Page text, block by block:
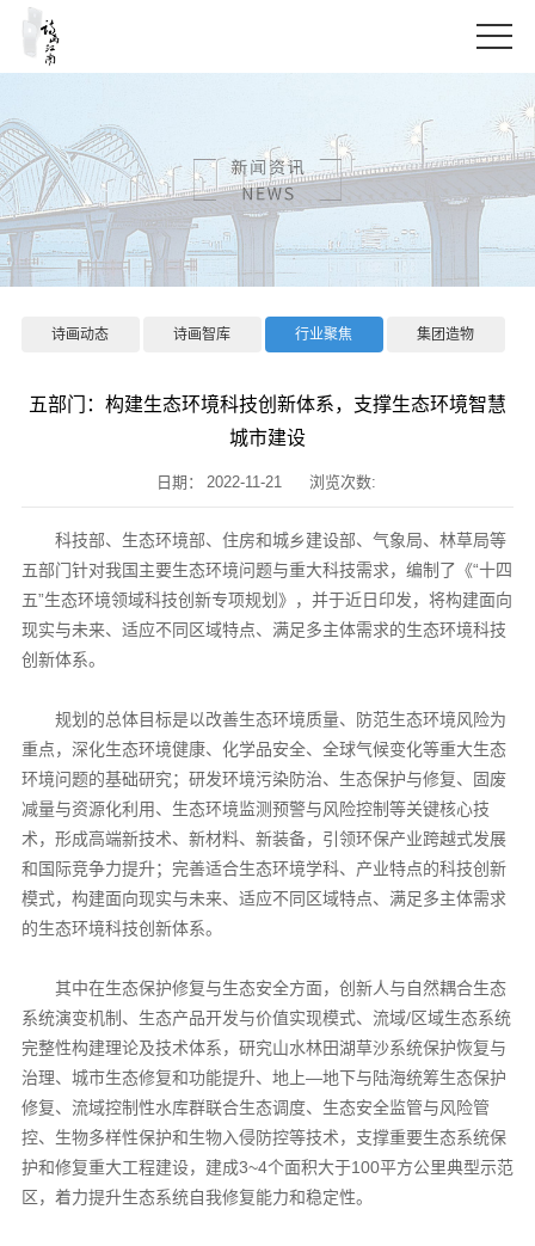
诗画动态 诗画智库 行业聚焦 集团造物
五部门：构建生态环境科技创新体系，支撑生态环境智慧
城市建设
日期： 2022-11-21 浏览次数:
科技部、生态环境部、住房和城乡建设部、气象局、林草局等
五部门针对我国主要生态环境问题与重大科技需求，编制了《“十四
五”生态环境领域科技创新专项规划》，并于近日印发，将构建面向
现实与未来、适应不同区域特点、满足多主体需求的生态环境科技
创新体系。
规划的总体目标是以改善生态环境质量、防范生态环境风险为
重点，深化生态环境健康、化学品安全、全球气候变化等重大生态
环境问题的基础研究；研发环境污染防治、生态保护与修复、固废
减量与资源化利用、生态环境监测预警与风险控制等关键核心技
术，形成高端新技术、新材料、新装备，引领环保产业跨越式发展
和国际竞争力提升；完善适合生态环境学科、产业特点的科技创新
模式，构建面向现实与未来、适应不同区域特点、满足多主体需求
的生态环境科技创新体系。
其中在生态保护修复与生态安全方面，创新人与自然耦合生态
系统演变机制、生态产品开发与价值实现模式、流域/区域生态系统
完整性构建理论及技术体系，研究山水林田湖草沙系统保护恢复与
治理、城市生态修复和功能提升、地上—地下与陆海统筹生态保护
修复、流域控制性水库群联合生态调度、生态安全监管与风险管
控、生物多样性保护和生物入侵防控等技术，支撑重要生态系统保
护和修复重大工程建设，建成3~4个面积大于100平方公里典型示范
区，着力提升生态系统自我修复能力和稳定性。